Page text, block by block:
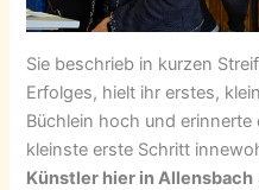
Sie beschrieb in kurzen
Erfolges, hielt ihr erstes,
Büchlein hoch und
kleinste erste Schritt
Künstler hier in Allensbach